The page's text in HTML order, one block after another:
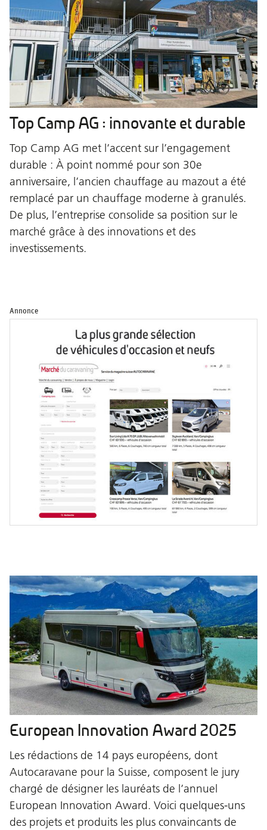
Top Camp AG : innovante et durable
Top Camp AG met l’accent sur l’engagement
durable : À point nommé pour son 30e
anniversaire, l’ancien chauffage au mazout a été
remplacé par un chauffage moderne à granulés.
De plus, l’entreprise consolide sa position sur le
marché grâce à des innovations et des
investissements.
Annonce
European Innovation Award 2025
Les rédactions de 14 pays européens, dont
Autocaravane pour la Suisse, composent le jury
chargé de désigner les lauréats de l’annuel
European Innovation Award. Voici quelques-uns
des projets et produits les plus convaincants de